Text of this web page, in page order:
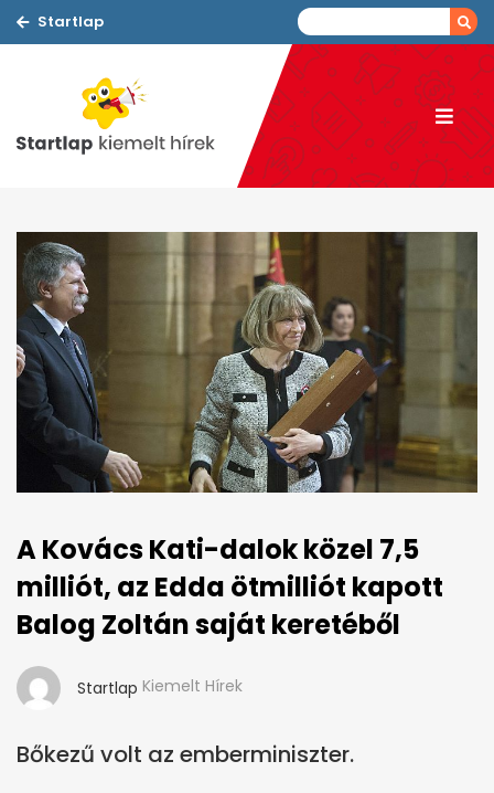
Startlap
A Kovács Kati-dalok közel 7,5
milliót, az Edda ötmilliót kapott
Balog Zoltán saját keretéből
Startlap Kiemelt Hírek
Bőkezű volt az emberminiszter.